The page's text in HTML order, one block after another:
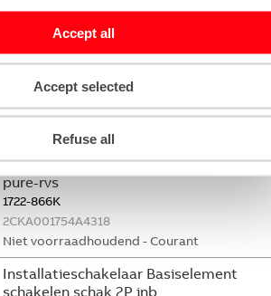
Accept all
Accept selected
Refuse all
pulsdrukker 1P maak verlichtbaar
2CKA001413A0483
Niet voorraadhoudend - Courant
Afdekraam schakelmateriaal Pure
stainless steel afdekraam hoekig 2v
pure-rvs
1722-866K
2CKA001754A4318
Niet voorraadhoudend - Courant
Installatieschakelaar Basiselement
schakelen schak 2P inb